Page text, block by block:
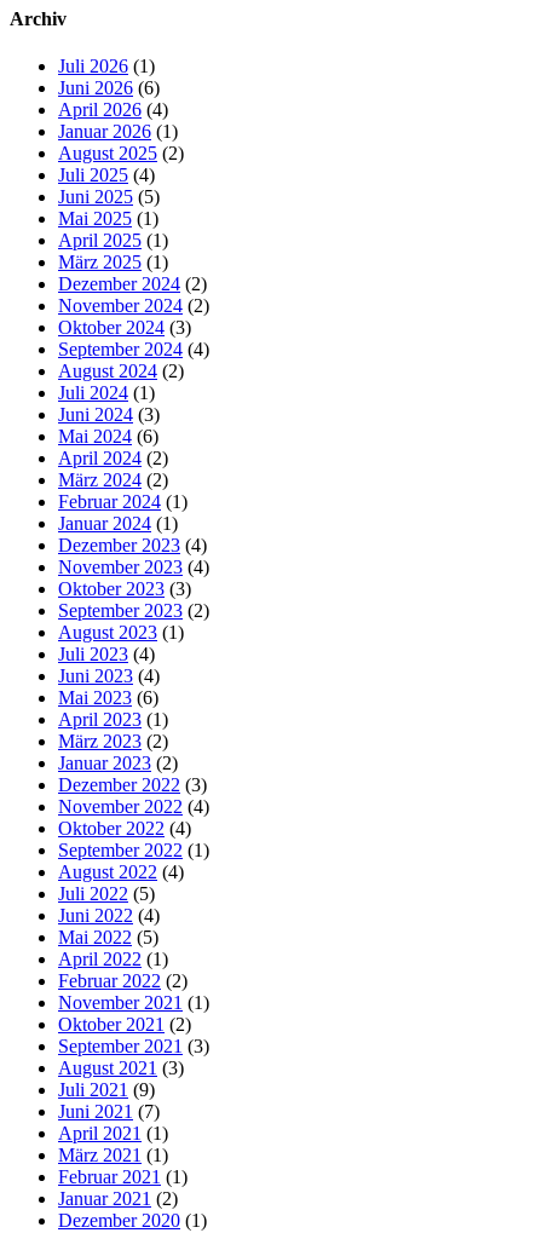
Archiv
Juli 2026 (1)
Juni 2026 (6)
April 2026 (4)
Januar 2026 (1)
August 2025 (2)
Juli 2025 (4)
Juni 2025 (5)
Mai 2025 (1)
April 2025 (1)
März 2025 (1)
Dezember 2024 (2)
November 2024 (2)
Oktober 2024 (3)
September 2024 (4)
August 2024 (2)
Juli 2024 (1)
Juni 2024 (3)
Mai 2024 (6)
April 2024 (2)
März 2024 (2)
Februar 2024 (1)
Januar 2024 (1)
Dezember 2023 (4)
November 2023 (4)
Oktober 2023 (3)
September 2023 (2)
August 2023 (1)
Juli 2023 (4)
Juni 2023 (4)
Mai 2023 (6)
April 2023 (1)
März 2023 (2)
Januar 2023 (2)
Dezember 2022 (3)
November 2022 (4)
Oktober 2022 (4)
September 2022 (1)
August 2022 (4)
Juli 2022 (5)
Juni 2022 (4)
Mai 2022 (5)
April 2022 (1)
Februar 2022 (2)
November 2021 (1)
Oktober 2021 (2)
September 2021 (3)
August 2021 (3)
Juli 2021 (9)
Juni 2021 (7)
April 2021 (1)
März 2021 (1)
Februar 2021 (1)
Januar 2021 (2)
Dezember 2020 (1)